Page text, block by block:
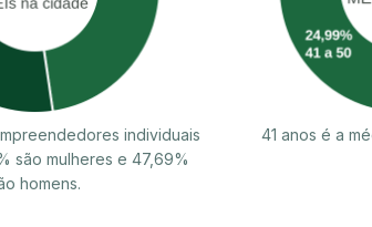
individuais
são mulheres e 47,69%
homens.
41 anos é a